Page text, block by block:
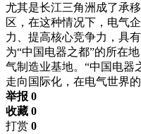
尤其是长江三角洲成了承
区，在这种情况下，电气
力、提高核心竞争力，具
为“中国电器之都”的所在
气制造业基地。“中国电器
走向国际化，在电气世界
举报 0
收藏 0
打赏 0